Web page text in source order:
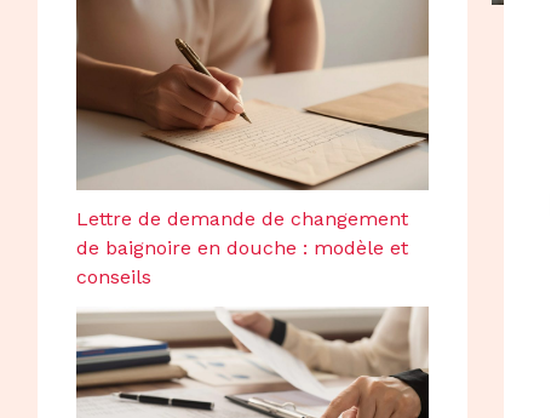
Lettre de demande de changement
de baignoire en douche : modèle et
conseils